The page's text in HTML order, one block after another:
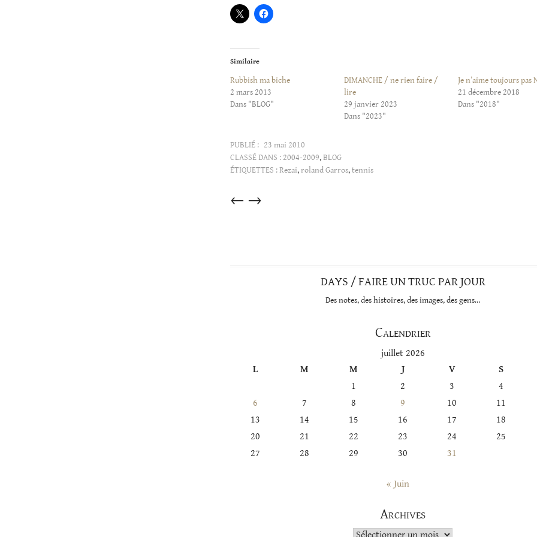
Similaire
Rubbish ma biche
2 mars 2013
Dans "BLOG"
DIMANCHE / ne rien faire /
lire
29 janvier 2023
Dans "2023"
Je n’aime toujours pas
21 décembre 2018
Dans "2018"
PUBLIÉ : 23 mai 2010
CLASSÉ DANS : 2004-2009,BLOG
ÉTIQUETTES :Rezai,roland Garros,tennis
Articles
→
←
DAYS / FAIRE UN TRUC PAR JOUR
Des notes, des histoires, des images, des gens…
Calendrier
juillet 2026
L
M M J V
S
1
2 3
4
6
7 8 9 10
11
13
14 15 16 17
18
20
21 22 23 24
25
27
28 29 30 31
« Juin
Archives
Archives